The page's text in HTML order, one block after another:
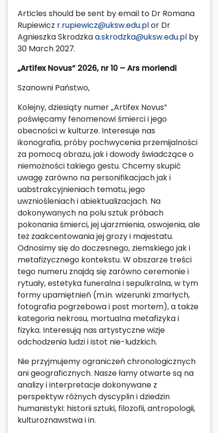
Articles should be sent by email to Dr Romana
Rupiewicz r.rupiewicz@uksw.edu.plor Dr
Agnieszka Skrodzkaa.skrodzka@uksw.edu.pl by
30 March 2027.
„Artifex Novus” 2026, nr 10 – Ars moriendi
Szanowni Państwo,
Kolejny, dziesiąty numer „Artifex Novus”
poświęcamy fenomenowi śmierci i jego
obecności w kulturze. Interesuje nas
ikonografia, próby pochwycenia przemijalności
za pomocą obrazu, jak i dowody świadczące o
niemożności takiego gestu. Chcemy skupić
uwagę zarówno na personifikacjach jak i
uabstrakcyjnieniach tematu, jego
uwzniośleniach i abiektualizacjach. Na
dokonywanych na polu sztuk próbach
pokonania śmierci, jej ujarzmienia, oswojenia, ale
też zaakcentowania jej grozy i majestatu.
Odnosimy się do doczesnego, ziemskiego jak i
metafizycznego kontekstu. W obszarze treści
tego numeru znajdą się zarówno ceremonie i
rytuały, estetyka funeralna i sepulkralna, w tym
formy upamiętnień (m.in. wizerunki zmarłych,
fotografia pogrzebowa i post mortem), a także
kategoria nekrosu, mortualna metafizyka i
fizyka. Interesują nas artystyczne wizje
odchodzenia ludzi i istot nie-ludzkich.
Nie przyjmujemy ograniczeń chronologicznych
ani geograficznych. Nasze łamy otwarte są na
analizy i interpretacje dokonywane z
perspektyw różnych dyscyplin i dziedzin
humanistyki: historii sztuki, filozofii, antropologii,
kulturoznawstwa i in.